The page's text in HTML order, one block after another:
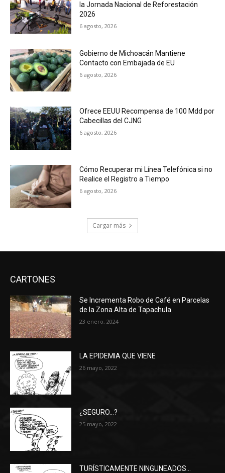
la Jornada Nacional de Reforestación
2026
6 agosto, 2026
Gobierno de Michoacán Mantiene
Contacto con Embajada de EU
6 agosto, 2026
Ofrece EEUU Recompensa de 100 Mdd por
Cabecillas del CJNG
6 agosto, 2026
Cómo Recuperar mi Línea Telefónica si no
Realice el Registro a Tiempo
6 agosto, 2026
Cargar más
CARTONES
Se Incrementa Robo de Café en Parcelas
de la Zona Alta de Tapachula
23 enero, 2024
LA EPIDEMIA QUE VIENE
26 mayo, 2022
¿SEGURO…?
25 mayo, 2022
TURÍSTICAMENTE NINGUNEADOS…